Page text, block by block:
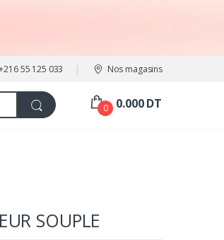
55 125 033 Nos magasins
0 0.000 DT
SOUPLE